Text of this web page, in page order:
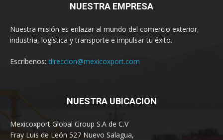
NUESTRA EMPRESA
Nuestra misión es enlazar al mundo del comercio exterior,
industria, logística y transporte e impulsar tu éxito.
Escríbenos: direccion@mexicoxport.com
NUESTRA UBICACION
Mexicoxport Global Group S.A de C.V
Fray Luis de León 527 Nuevo Salagua,